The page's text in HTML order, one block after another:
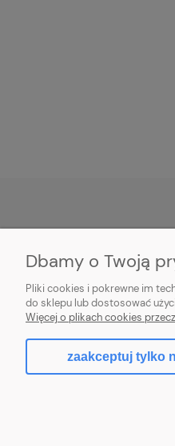
Zwroty i reklamacje
Aplikacja
Regulamin
Dbamy o Twoją
Pliki cookies i pokrewne im
do sklepu lub dostosować
Więcej o plikach cookies
zaakceptuj tylko